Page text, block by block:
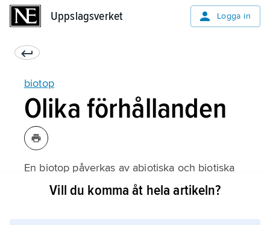
Uppslagsverket Logga in
biotop
Olika förhållanden
En biotop påverkas av abiotiska och biotiska
förhållanden.
Vill du komma åt hela artikeln?